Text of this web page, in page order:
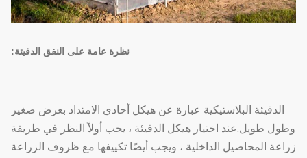
نظرة عامة على النفق الدفيئة:
الدفيئة البلاستيكية عبارة عن هيكل أحادي الامتداد بعرض صغير
وطول طويل.عند اختيار هيكل الدفيئة ، يجب أولاً النظر في طريقة
زراعة المحاصيل الداخلية ، ويجب أيضًا تكييفها مع ظروف الزراعة